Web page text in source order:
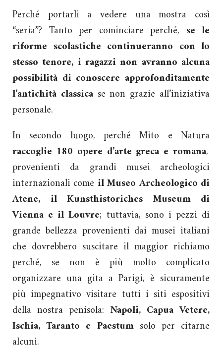
Perché portarli a vedere una mostra così
“seria”? Tanto per cominciare perché, se le
riforme scolastiche continueranno con lo
stesso tenore, i ragazzi non avranno alcuna
possibilità di conoscere approfonditamente
l’antichità classicase non grazie all’iniziativa
personale.
In secondo luogo, perché Mito e Natura
raccoglie 180 opere d’arte greca e romana,
provenienti da grandi musei archeologici
internazionali come il Museo Archeologico di
Atene, il Kunsthistoriches Museum di
Vienna e il Louvre; tuttavia, sono i pezzi di
grande bellezza provenienti dai musei italiani
che dovrebbero suscitare il maggior richiamo
perché, se non è più molto complicato
organizzare una gita a Parigi, è sicuramente
più impegnativo visitare tutti i siti espositivi
della nostra penisola: Napoli, Capua Vetere,
Ischia, Taranto e Paestumsolo per citarne
alcuni.